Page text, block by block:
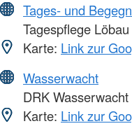
Tages- und
Tagespflege Löbau
Karte: Link zur
Wasserwacht
DRK
Karte: Link zur